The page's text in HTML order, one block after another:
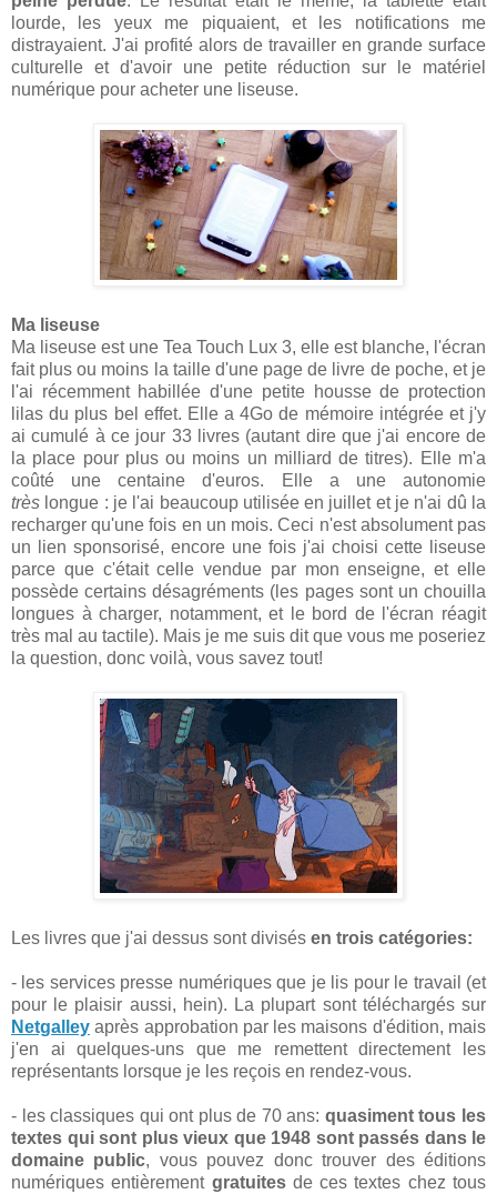
lourde, les yeux me piquaient, et les notifications me
distrayaient. J'ai profité alors de travailler en grande surface
culturelle et d'avoir une petite réduction sur le matériel
numérique pour acheter une liseuse.
Ma liseuse
Ma liseuse est une Tea Touch Lux 3, elle est blanche, l'écran
fait plus ou moins la taille d'une page de livre de poche, et je
l'ai récemment habillée d'une petite housse de protection
lilas du plus bel effet. Elle a 4Go de mémoire intégrée et j'y
ai cumulé à ce jour 33 livres (autant dire que j'ai encore de
la place pour plus ou moins un milliard de titres). Elle m'a
coûté une centaine d'euros. Elle a une autonomie
très longue : je l'ai beaucoup utilisée en juillet et je n'ai dû la
recharger qu'une fois en un mois. Ceci n'est absolument pas
un lien sponsorisé, encore une fois j'ai choisi cette liseuse
parce que c'était celle vendue par mon enseigne, et elle
possède certains désagréments (les pages sont un chouilla
longues à charger, notamment, et le bord de l'écran réagit
très mal au tactile). Mais je me suis dit que vous me poseriez
la question, donc voilà, vous savez tout!
Les livres que j'ai dessus sont divisés en trois catégories:
- les services presse numériques que je lis pour le travail (et
pour le plaisir aussi, hein). La plupart sont téléchargés sur
Netgalley après approbation par les maisons d'édition, mais
j'en ai quelques-uns que me remettent directement les
représentants lorsque je les reçois en rendez-vous.
- les classiques qui ont plus de 70 ans: quasiment tous les
textes qui sont plus vieux que 1948 sont passés dans le
domaine public, vous pouvez donc trouver des éditions
numériques entièrement gratuitesde ces textes chez tous